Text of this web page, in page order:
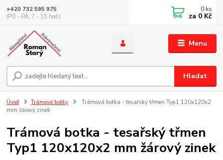
Menu
Hledat
+420 732 595 975
(PO - PÁ, 7 - 15 hod.)
0 ks
za 0 Kč
Úvod Trámové botky
Trámová botka - tesařský třmen Typ1 120x120x2
mm žárový zinek
Trámová botka - tesařský třmen
Typ1 120x120x2 mm žárový zinek